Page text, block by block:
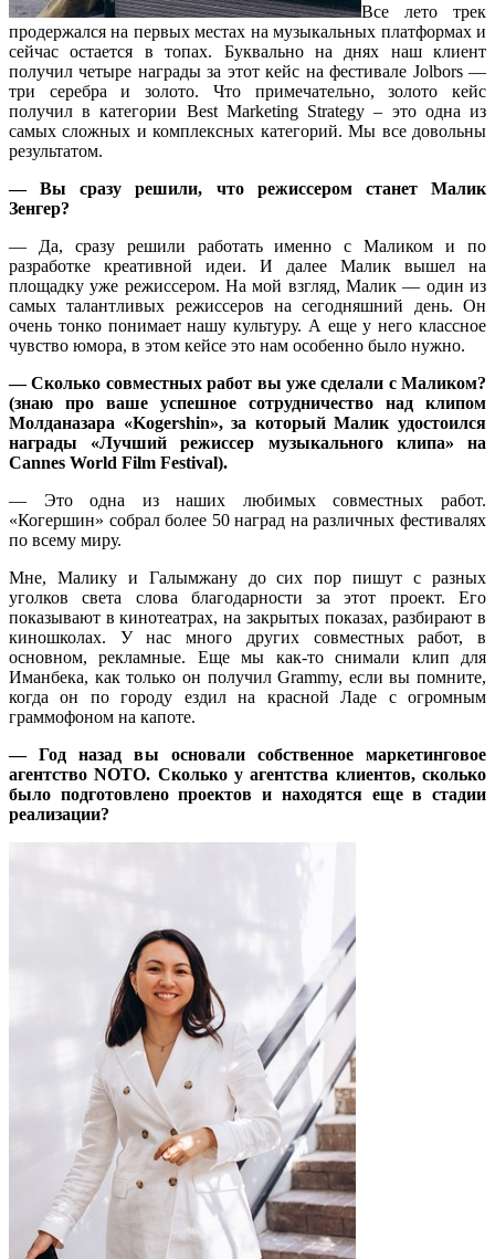
Все лето трек
продержался на первых местах на музыкальных платформах и
сейчас остается в топах. Буквально на днях наш клиент
получил четыре награды за этот кейс на фестивале Jolbors —
три серебра и золото. Что примечательно, золото кейс
получил в категории Best Marketing Strategy – это одна из
самых сложных и комплексных категорий. Мы все довольны
результатом.
— Вы сразу решили, что режиссером станет Малик
Зенгер?
— Да, сразу решили работать именно с Маликом и по
разработке креативной идеи. И далее Малик вышел на
площадку уже режиссером. На мой взгляд, Малик — один из
самых талантливых режиссеров на сегодняшний день. Он
очень тонко понимает нашу культуру. А еще у него классное
чувство юмора, в этом кейсе это нам особенно было нужно.
— Сколько совместных работ вы уже сделали с Маликом?
(знаю про ваше успешное сотрудничество над клипом
Молданазара «Kogershin», за который Малик удостоился
награды «Лучший режиссер музыкального клипа» на
Cannes World Film Festival).
— Это одна из наших любимых совместных работ.
«Когершин» собрал более 50 наград на различных фестивалях
по всему миру.
Мне, Малику и Галымжану до сих пор пишут с разных
уголков света слова благодарности за этот проект. Его
показывают в кинотеатрах, на закрытых показах, разбирают в
киношколах. У нас много других совместных работ, в
основном, рекламные. Еще мы как-то снимали клип для
Иманбека, как только он получил Grammy, если вы помните,
когда он по городу ездил на красной Ладе с огромным
граммофоном на капоте.
— Год назад вы основали собственное маркетинговое
агентство NOTO. Сколько у агентства клиентов, сколько
было подготовлено проектов и находятся еще в стадии
реализации?